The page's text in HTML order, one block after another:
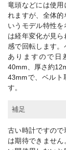
竜頭などには使
れますが、全体的
いうモデル特性
は経年変化が見
感で回転します
ありますので日
40mm、厚さ約
43mmで、ベルト
す。
補足
古い時計ですの
は期待できませ